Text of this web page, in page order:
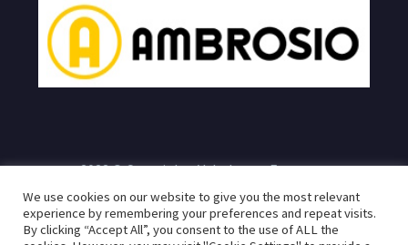
2023 © Copyrights Velodromo Francone
Sito realizzato da:Infogeneration.iteProgredit.it|Privacy
Policy
We use cookies on our website to give you the most relevant
experience by remembering your preferences and repeat visits.
By clicking “Accept All”, you consent to the use of ALL the